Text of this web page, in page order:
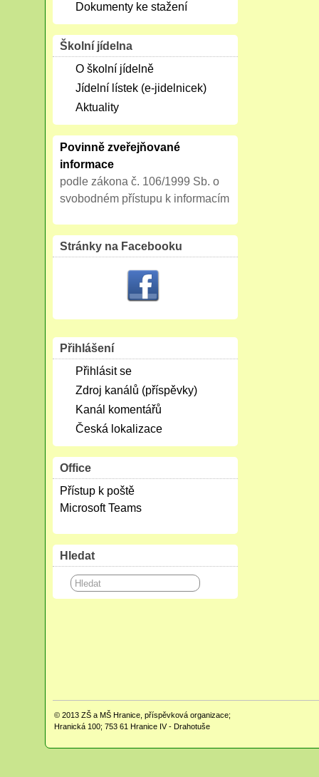
Dokumenty ke stažení
Školní jídelna
O školní jídelně
Jídelní lístek (e-jidelnicek)
Aktuality
Povinně zveřejňované
informace
podle zákona č. 106/1999 Sb. o
svobodném přístupu k informacím
Stránky na Facebooku
Přihlášení
Přihlásit se
Zdroj kanálů (příspěvky)
Kanál komentářů
Česká lokalizace
Office
Přístup k poště
Microsoft Teams
Hledat
© 2013 ZŠ a MŠ Hranice, příspěvková organizace;
Hranická 100; 753 61 Hranice IV - Drahotuše